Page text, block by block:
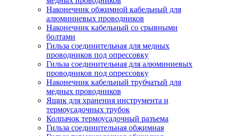
Наконечник обжимной кабельный для
алюминиевых проводников
Наконечник кабельный со срывными
болтами
Гильза соединительная для медных
проводников под опрессовку
Гильза соединительная для алюминиевых
проводников под опрессовку
Наконечник кабельный трубчатый для
медных проводников
Ящик для хранения инструмента и
термоусадочных трубок
Колпачок термоусадочный разъема
Гильза соединительная обжимная